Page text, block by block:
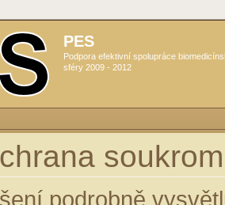
PES
Podpora efektivní spolupráce
sféry 2009 - 2012
podrobně